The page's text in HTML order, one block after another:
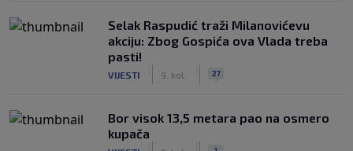
Selak Raspudić traži Milanovićevu
akciju: Zbog Gospića ova Vlada treba
pasti!
VIJESTI 9. kol. 27
Bor visok 13,5 metara pao na osmero
kupača